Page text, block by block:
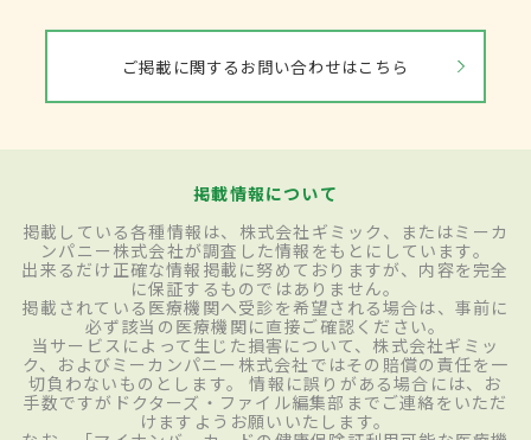
ご掲載に関するお問い合わせはこちら
掲載情報について
掲載している各種情報は、株式会社ギミック、またはミーカ
ンパニー株式会社が調査した情報をもとにしています。
出来るだけ正確な情報掲載に努めておりますが、内容を完全
に保証するものではありません。
掲載されている医療機関へ受診を希望される場合は、事前に
必ず該当の医療機関に直接ご確認ください。
当サービスによって生じた損害について、株式会社ギミッ
ク、およびミーカンパニー株式会社ではその賠償の責任を一
切負わないものとします。 情報に誤りがある場合には、お
手数ですがドクターズ・ファイル編集部までご連絡をいただ
けますようお願いいたします。